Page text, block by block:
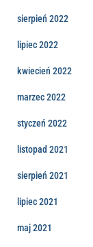
sierpień 2022
lipiec 2022
kwiecień 2022
marzec 2022
styczeń 2022
listopad 2021
sierpień 2021
lipiec 2021
maj 2021